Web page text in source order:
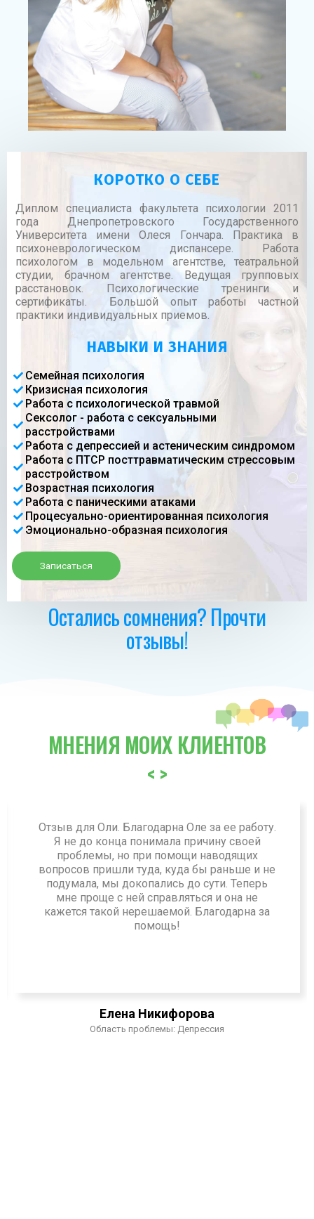
КОРОТКО О СЕБЕ
Диплом специалиста факультета психологии 2011
года Днепропетровского Государственного
Университета имени Олеся Гончара. Практика в
психоневрологическом диспансере. Работа
психологом в модельном агентстве, театральной
студии, брачном агентстве. Ведущая групповых
расстановок. Психологические тренинги и
сертификаты. Большой опыт работы частной
практики индивидуальных приемов.
НАВЫКИ И ЗНАНИЯ
Семейная психология
Кризисная психология
Работа с психологической травмой
Сексолог - работа с сексуальными
расстройствами
Работа с депрессией и астеническим синдромом
Работа с ПТСР посттравматическим стрессовым
расстройством
Возрастная психология
Работа с паническими атаками
Процесуально-ориентированная психология
Эмоционально-образная психология
Записаться
Остались сомнения? Прочти
отзывы!
МНЕНИЯ МОИХ КЛИЕНТОВ
< >
Елена Никифорова
Область проблемы: Депрессия
Отзыв для Оли. Благодарна Оле за ее работу.
Я не до конца понимала причину своей
проблемы, но при помощи наводящих
вопросов пришли туда, куда бы раньше и не
подумала, мы докопались до сути. Теперь
мне проще с ней справляться и она не
кажется такой нерешаемой. Благодарна за
помощь!